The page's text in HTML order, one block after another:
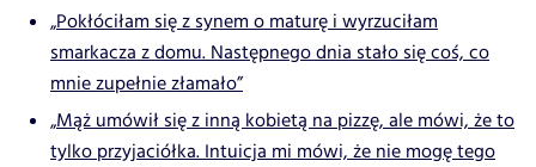
„Pokłóciłam się z synem o maturę i wyrzuciłam
smarkacza z domu. Następnego dnia stało się coś, co
mnie zupełnie złamało”
„Mąż umówił się z inną kobietą na pizzę, ale mówi, że to
tylko przyjaciółka. Intuicja mi mówi, że nie mogę tego